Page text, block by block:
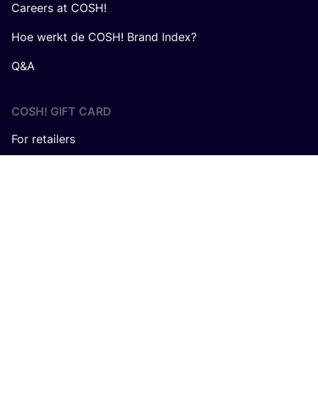
Careers at COSH!
Hoe werkt de COSH! Brand Index?
Q&A
COSH! GIFT CARD
For retailers